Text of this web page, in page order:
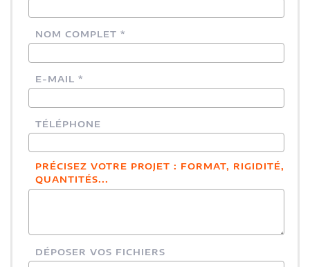
NOM COMPLET *
E-MAIL *
TÉLÉPHONE
PRÉCISEZ VOTRE PROJET : FORMAT, RIGIDITÉ,
QUANTITÉS...
DÉPOSER VOS FICHIERS